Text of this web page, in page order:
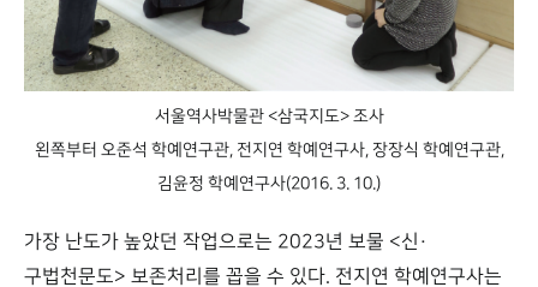
서울역사박물관 <삼국지도> 조사
왼쪽부터 오준석 학예연구관, 전지연 학예연구사, 장장식 학예연구관,
김윤정 학예연구사(2016. 3. 10.)
가장 난도가 높았던 작업으로는 2023년 보물 <신·
구법천문도> 보존처리를 꼽을 수 있다. 전지연 학예연구사는